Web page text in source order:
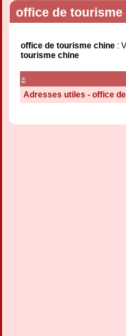
office de tourisme
office de tourisme chine :
tourisme chine
Adresses utiles - office